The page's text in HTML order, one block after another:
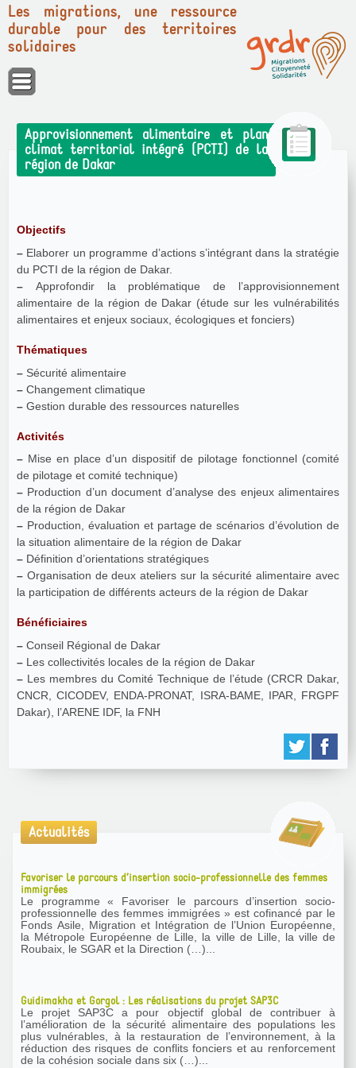
Panneau de gestion des cookies
Les migrations, une ressource
durable pour des territoires
solidaires
Approvisionnement alimentaire et plan
climat territorial intégré (PCTI) de la
région de Dakar
Objectifs
– Elaborer un programme d’actions s’intégrant dans la stratégie
du PCTI de la région de Dakar.
– Approfondir la problématique de l’approvisionnement
alimentaire de la région de Dakar (étude sur les vulnérabilités
alimentaires et enjeux sociaux, écologiques et fonciers)
Thématiques
– Sécurité alimentaire
– Changement climatique
– Gestion durable des ressources naturelles
Activités
– Mise en place d’un dispositif de pilotage fonctionnel (comité
de pilotage et comité technique)
– Production d’un document d’analyse des enjeux alimentaires
de la région de Dakar
– Production, évaluation et partage de scénarios d’évolution de
la situation alimentaire de la région de Dakar
– Définition d’orientations stratégiques
– Organisation de deux ateliers sur la sécurité alimentaire avec
la participation de différents acteurs de la région de Dakar
Bénéficiaires
– Conseil Régional de Dakar
– Les collectivités locales de la région de Dakar
– Les membres du Comité Technique de l’étude (CRCR Dakar,
CNCR, CICODEV, ENDA-PRONAT, ISRA-BAME, IPAR, FRGPF
Dakar), l’ARENE IDF, la FNH
Actualités
Favoriser le parcours d’insertion socio-professionnelle des femmes
immigrées
Le programme « Favoriser le parcours d’insertion socio-
professionnelle des femmes immigrées » est cofinancé par le
Fonds Asile, Migration et Intégration de l’Union Européenne,
la Métropole Européenne de Lille, la ville de Lille, la ville de
Roubaix, le SGAR et la Direction (…)...
Guidimakha et Gorgol : Les réalisations du projet SAP3C
Le projet SAP3C a pour objectif global de contribuer à
l’amélioration de la sécurité alimentaire des populations les
plus vulnérables, à la restauration de l’environnement, à la
réduction des risques de conflits fonciers et au renforcement
de la cohésion sociale dans six (…)...